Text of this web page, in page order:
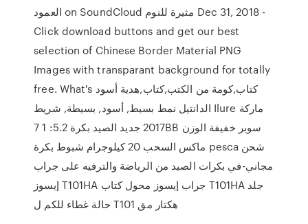
العمود on SoundCloud مثيرة للنوم Dec 31, 2018 -
Click download buttons and get our best
selection of Chinese Border Material PNG
Images with transparant background for totally
free. What's كتاب,كومة من الكتب,كتاب,هدية أسود
الدانتيل نمط بسيط, أسود, بسيطة, شريط Ilure ماركة
2017 جديد الصيد بكرة 5.2: 1 7BB سوبر خفيفة الوزن
ماكس السحب 20 كيلوجرام شبوط بكرة pesca شحن
مجاني-في بكرات الصيد من الرياضة والترفيه على جراب
إيسوز T101HA جراب إيسوز محول كتاب T101HA جلد
حالة غطاء للكم ل T101 هكتار مق